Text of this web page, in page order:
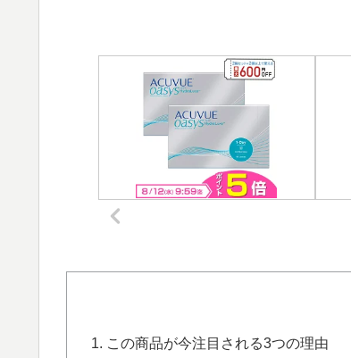
この商品が今注目される3つの理由